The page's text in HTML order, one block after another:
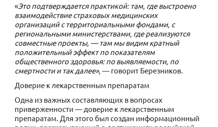
«Это подтверждается практикой: там, где выстроено
взаимодействие страховых медицинских
организаций с территориальными фондами, с
региональными министерствами, где реализуются
совместные проекты, — там мы видим кратный
положительный эффект по показателям
общественного здоровья: по выявляемости, по
смертности и так далее», — говорит Березников.
Доверие к лекарственным препаратам
Одна из важных составляющих в вопросах
приверженности — доверие к лекарственным
препаратам. Для этого был создан информационный